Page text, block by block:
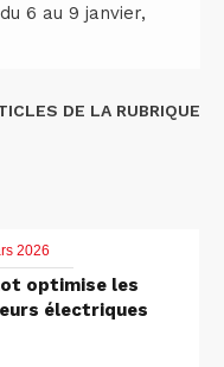
6 au 9 janvier,
DE LA RUBRIQUE
2026
optimise les
électriques